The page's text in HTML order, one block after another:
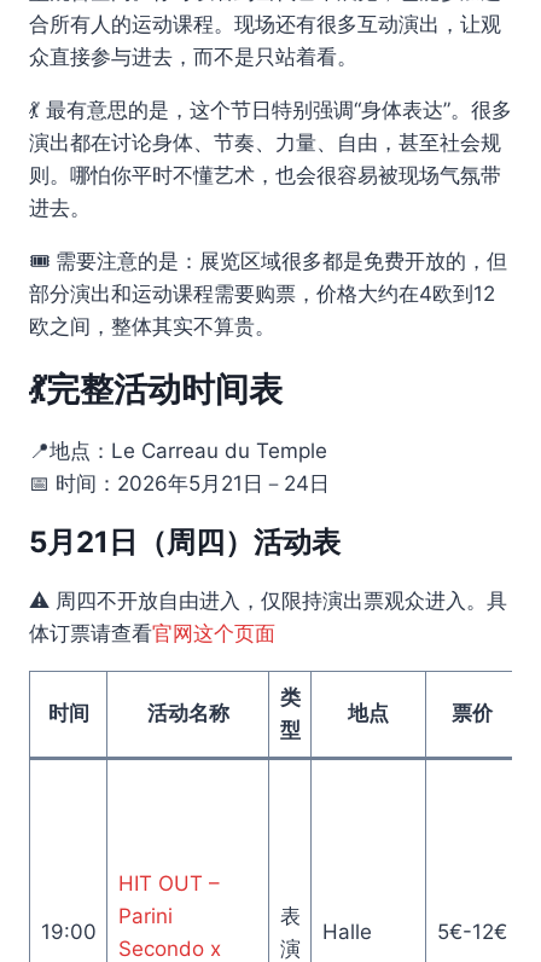
合所有人的运动课程。现场还有很多互动演出，让观
众直接参与进去，而不是只站着看。
💃 最有意思的是，这个节日特别强调“身体表达”。很多
演出都在讨论身体、节奏、力量、自由，甚至社会规
则。哪怕你平时不懂艺术，也会很容易被现场气氛带
进去。
🎟️ 需要注意的是：展览区域很多都是免费开放的，但
部分演出和运动课程需要购票，价格大约在4欧到12
欧之间，整体其实不算贵。
💃完整活动时间表
📍地点：Le Carreau du Temple
📅 时间：2026年5月21日－24日
5月21日（周四）活动表
⚠️ 周四不开放自由进入，仅限持演出票观众进入。具
体订票请查看官网这个页面
时间 活动名称
类
型
地点 票价
19:00
HIT OUT –
Parini
Secondo x
表
演
Halle 5€-12€